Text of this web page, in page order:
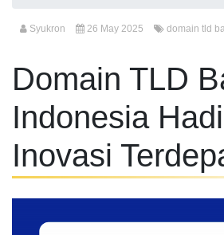
Syukron 26 May 2025 domain tld
Domain TLD
Indonesia
Inovasi